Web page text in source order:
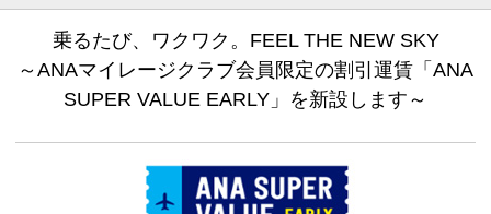
乗るたび、ワクワク。 FEEL THE NEW SKY
～ANAマイレージクラブ会員限定の割引運賃「ANA
SUPER VALUE EARLY」を新設します～